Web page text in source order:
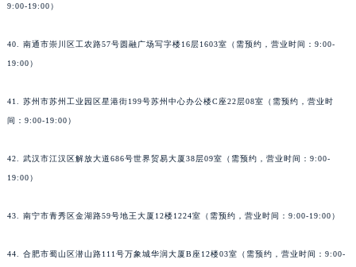
9:00-19:00）
40. 南通市崇川区工农路57号圆融广场写字楼16层1603室（需预约，营业时间：9:00-
19:00）
41. 苏州市苏州工业园区星港街199号苏州中心办公楼C座22层08室（需预约，营业时
间：9:00-19:00）
42. 武汉市江汉区解放大道686号世界贸易大厦38层09室（需预约，营业时间：9:00-
19:00）
43. 南宁市青秀区金湖路59号地王大厦12楼1224室（需预约，营业时间：9:00-19:00）
44. 合肥市蜀山区潜山路111号万象城华润大厦B座12楼03室（需预约，营业时间：9:00-